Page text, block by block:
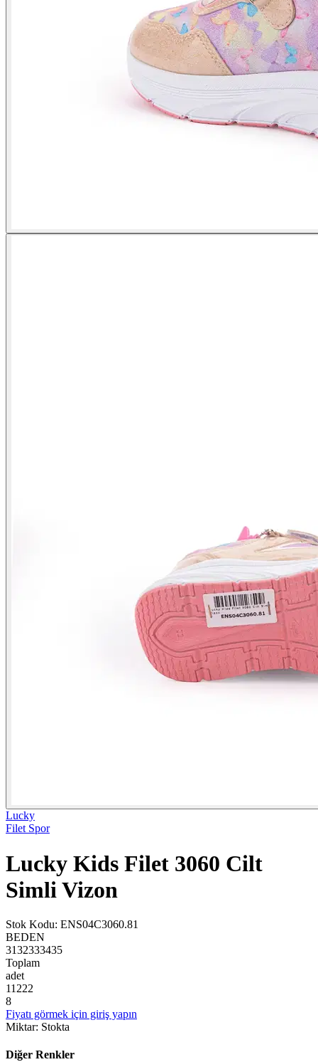
Lucky
Filet Spor
Lucky Kids Filet 3060 Cilt
Simli Vizon
Stok Kodu: ENS04C3060.81
BEDEN
3132333435
Toplam
adet
11 222
8
Fiyatı görmek için giriş yapın
Miktar: Stokta
Diğer Renkler